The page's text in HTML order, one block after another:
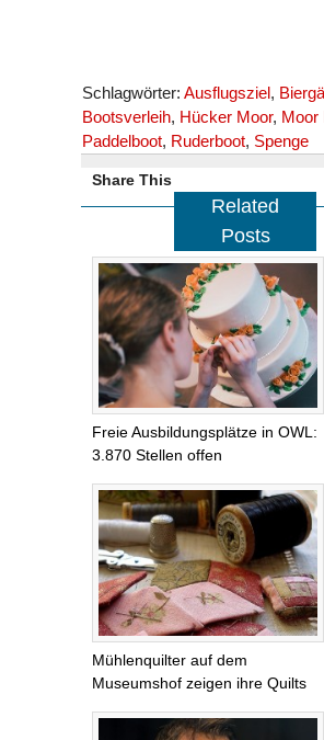
Schlagwörter: Ausflugsziel,
Bootsverleih, Hücker Moor, Moor
Paddelboot, Ruderboot, Spenge
Share This
Related
Posts
Freie Ausbildungsplätze in OWL:
3.870 Stellen offen
Mühlenquilter auf dem
Museumshof zeigen ihre Quilts